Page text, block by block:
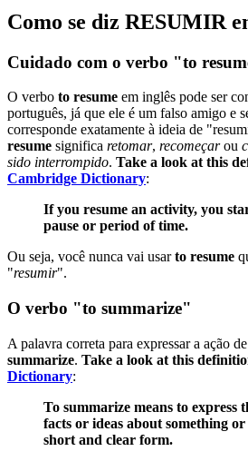
Como se diz RESUMIR
Cuidado com o verbo "to
O verbo to resume em inglês pode ser
português, já que ele é um falso amigo e
corresponde exatamente à ideia de
resume significa retomar, recomeçarou
sido interrompido. Take a look at this
Cambridge Dictionary:
If you resume an activity, you
pause or period of time.
Ou seja, você nunca vai usarto resume
"resumir".
O verbo "to summarize"
A palavra correta para expressar a ação de
summarize. Take a look at this
Dictionary:
To summarize means to express
facts or ideas about something or
short and clear form.